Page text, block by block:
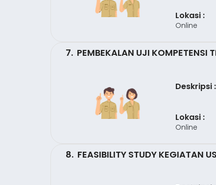
Lokasi :
Online
7. PEMBEKALAN UJI KOMPETENSI
Deskripsi :
Lokasi :
Online
8. FEASIBILITY STUDY KEGIATAN